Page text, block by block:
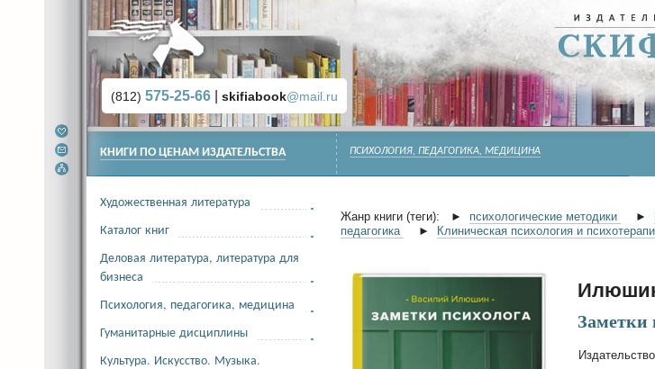
(812) 575-25-66 skifiabook@mail.ru
ПСИХОЛОГИЯ, ПЕДАГОГИКА, МЕДИЦИНА
Жанр книги (теги): ► психологические методики ►
педагогика
► Клиническая психология и
Заметки
КНИГИ ПО ЦЕНАМ ИЗДАТЕЛЬСТВА
Художественная литература
Каталог книг
Деловая литература, литература для
бизнеса
Психология, педагогика, медицина
Гуманитарные дисциплины
Культура. Искусство. Музыка.